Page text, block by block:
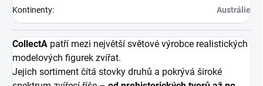
Kontinenty: Austrálie
CollectA patří mezi největší světové výrobce realistických
modelových figurek zvířat.
Jejich sortiment čítá stovky druhů a pokrývá široké